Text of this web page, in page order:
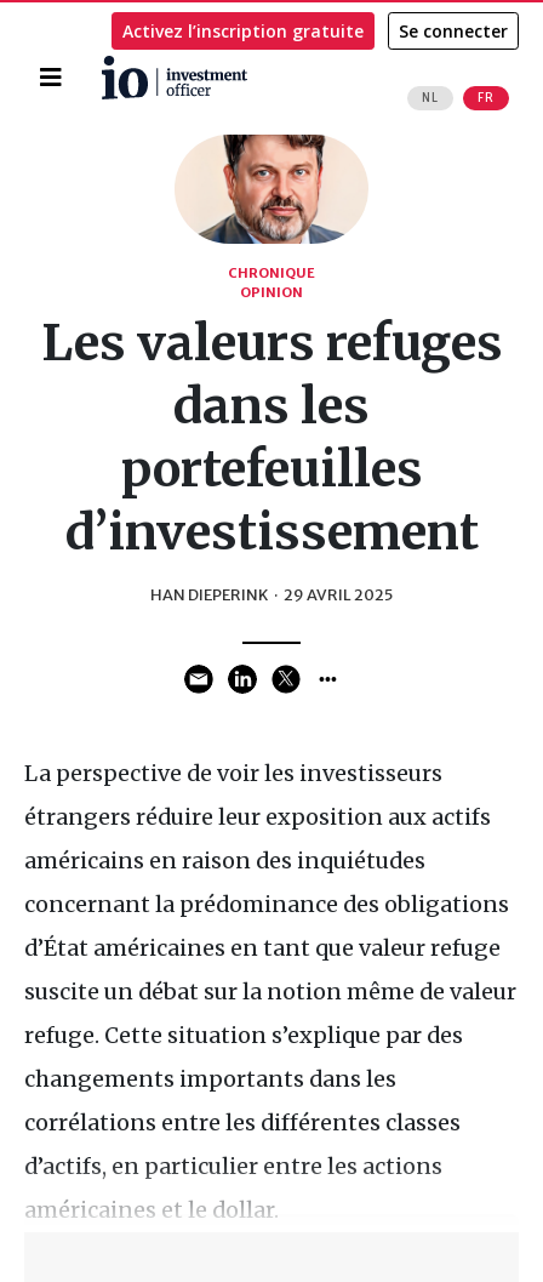
Accueil
NL FR
Activez l’inscription gratuite Se connecter
CHRONIQUE
OPINION
Les valeurs refuges
dans les
portefeuilles
d’investissement
HAN DIEPERINK · 29 AVRIL 2025
La perspective de voir les investisseurs
étrangers réduire leur exposition aux actifs
américains en raison des inquiétudes
concernant la prédominance des obligations
d’État américaines en tant que valeur refuge
suscite un débat sur la notion même de valeur
refuge. Cette situation s’explique par des
changements importants dans les
corrélations entre les différentes classes
d’actifs, en particulier entre les actions
américaines et le dollar.